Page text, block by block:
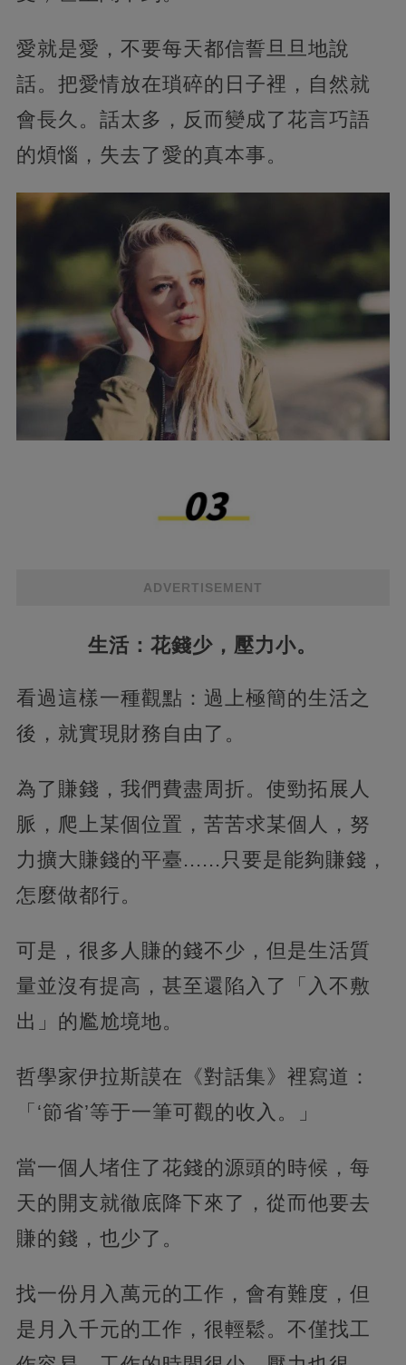
愛就是愛，不要每天都信誓旦旦地說
話。把愛情放在瑣碎的日子裡，自然就
會長久。話太多，反而變成了花言巧語
的煩惱，失去了愛的真本事。
ADVERTISEMENT
生活：花錢少，壓力小。
看過這樣一種觀點：過上極簡的生活之
後，就實現財務自由了。
為了賺錢，我們費盡周折。使勁拓展人
脈，爬上某個位置，苦苦求某個人，努
力擴大賺錢的平臺......只要是能夠賺錢，
怎麼做都行。
可是，很多人賺的錢不少，但是生活質
量並沒有提高，甚至還陷入了「入不敷
出」的尷尬境地。
哲學家伊拉斯謨在《對話集》裡寫道：
「‘節省’等于一筆可觀的收入。」
當一個人堵住了花錢的源頭的時候，每
天的開支就徹底降下來了，從而他要去
賺的錢，也少了。
找一份月入萬元的工作，會有難度，但
是月入千元的工作，很輕鬆。不僅找工